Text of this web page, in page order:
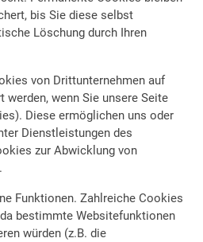
bis Sie diese selbst
Löschung durch Ihren
von Drittunternehmen auf
werden, wenn Sie unsere Seite
Diese ermöglichen uns oder
Dienstleistungen des
zur Abwicklung von
Funktionen. Zahlreiche Cookies
bestimmte Websitefunktionen
würden (z.B. die